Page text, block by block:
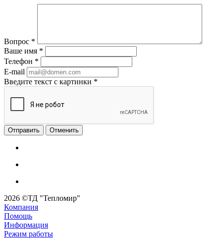
Вопрос *
Ваше имя *
Телефон *
E-mail
Введите текст с картинки *
Отменить
2026 ©ТД "Тепломир"
Компания
Помощь
Информация
Режим работы